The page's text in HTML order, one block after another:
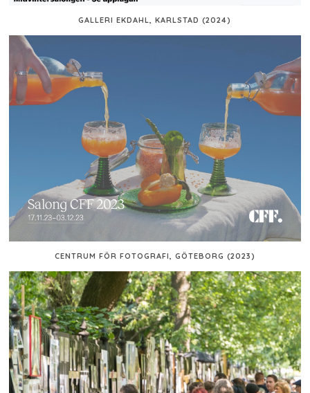
GALLERI EKDAHL, KARLSTAD (2024)
CENTRUM FÖR FOTOGRAFI, GÖTEBORG (2023)